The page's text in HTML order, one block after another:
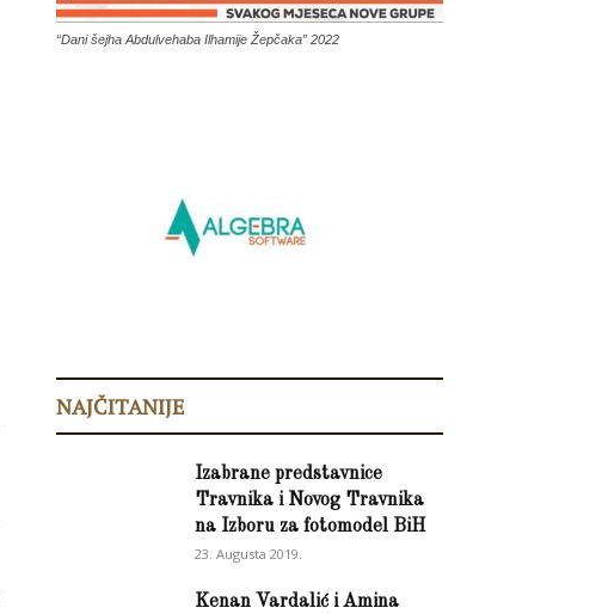
“Dani šejha Abdulvehaba Ilhamije Žepčaka” 2022
NAJČITANIJE
Izabrane predstavnice
Travnika i Novog Travnika
na Izboru za fotomodel BiH
23. Augusta 2019.
Kenan Vardalić i Amina